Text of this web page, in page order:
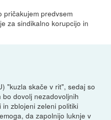
pričakujem predvsem
za sindikalno korupcijo in
"kuzla skače v rit", sedaj so
dovolj nezadovoljnih
zblojeni zeleni politiki
da zapolnijo luknje v